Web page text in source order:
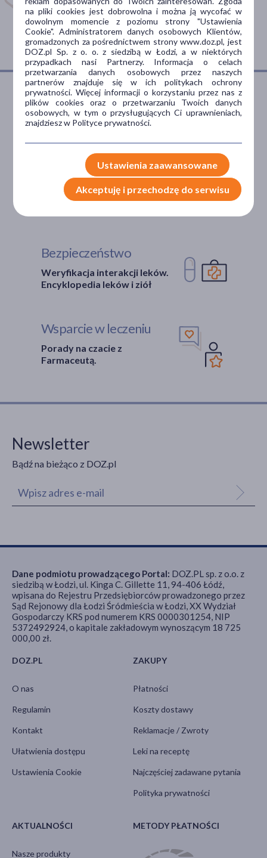
Kobieta(1)
Mężczyzna(1)
Wiek
dla dorosłych(1)
dla seniorów(1)
Typ produktu
Suplement diety(1)
Sposób aplikacji
doustne (1)
tabletka(1)
Pora stosowania
Dostępna w
Dlaczego DOZ.pl
Niższe koszta leczenia
Darmowa dostawa do Apteki
Bezpłatna Infolinia dla
Bezpieczeństwo
Weryfikacja interakcji leków.
Encyklopedia leków i ziół
Wsparcie w leczeniu
Porady na czacie z
Farmaceutą.
Newsletter
Bądź na bieżąco z DOZ.pl
DOZ.PL
O nas
Regulamin
Kontakt
Ułatwienia dostępu
Ustawienia Cookie
ZAKUPY
Płatności
Koszty dostawy
Reklamacje / Zwroty
Leki na receptę
Najczęściej zadawane pytania
Polityka prywatności
AKTUALNOŚCI
Nasze produkty
METODY PŁATNOŚCI
Dane podmiotu prowadzącego Portal: DOZ.PL sp. z o.o. z
siedzibą w Łodzi, ul. Kinga C. Gillette 11, 94-406 Łódź,
wpisana do Rejestru Przedsiębiorców prowadzonego przez
Sąd Rejonowy dla Łodzi Śródmieścia w Łodzi, XX Wydział
Gospodarczy KRS pod numerem KRS 0000301254, NIP
5372492924, o kapitale zakładowym wynoszącym 18 725
000,00 zł.
na pliki cookies jest dobrowolna i można ją wycofać w
dowolnym momencie z poziomu strony "Ustawienia
Cookie". Administratorem danych osobowych Klientów,
gromadzonych za pośrednictwem strony www.doz.pl, jest
DOZ.pl Sp. z o. o. z siedzibą w Łodzi, a w niektórych
przypadkach nasi Partnerzy. Informacja o celach
przetwarzania danych osobowych przez naszych
partnerów znajduje się w ich politykach ochrony
prywatności. Więcej informacji o korzystaniu przez nas z
plików cookies oraz o przetwarzaniu Twoich danych
osobowych, w tym o przysługujących Ci uprawnieniach,
znajdziesz w Polityce prywatności.
Ustawienia zaawansowane
Akceptuję i przechodzę do serwisu